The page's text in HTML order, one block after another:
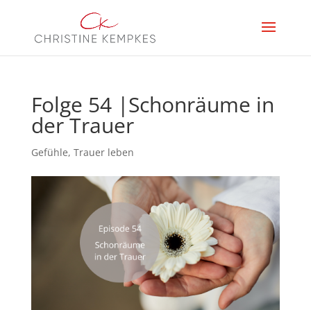
Folge 54 |Schonräume in
der Trauer
Gefühle, Trauer leben